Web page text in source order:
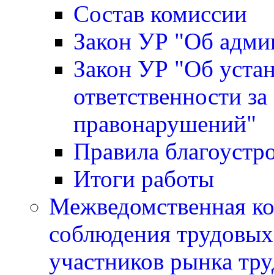
Состав комиссии
Закон УР "Об
Закон УР "Об
ответственности
правонарушений"
Правила
Итоги работы
Межведомственная
соблюдения
участников рынка